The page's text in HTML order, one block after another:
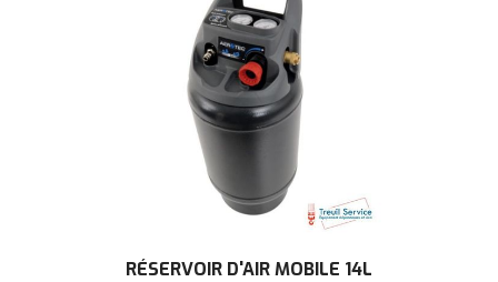
RÉSERVOIR D'AIR MOBILE 14L